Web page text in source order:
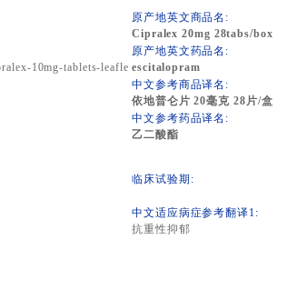
10mg-tablets-leafle
原产地英文商品名:
Cipralex 20mg 28tabs/box
原产地英文药品名:
escitalopram
中文参考商品译名:
依地普仑片 20毫克 28片/盒
中文参考药品译名:
乙二酸酯
临床试验期:
中文适应病症参考翻译1:
抗重性抑郁